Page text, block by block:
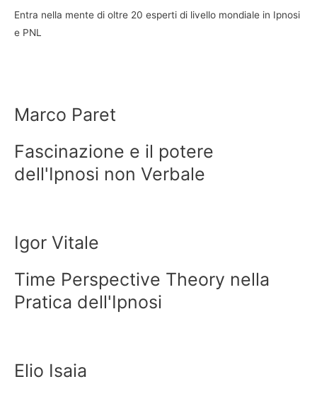
Entra nella mente di oltre 20 esperti di livello mondiale in Ipnosi
e PNL
Marco Paret
Fascinazione e il potere
dell'Ipnosi non Verbale
Igor Vitale
Time Perspective Theory nella
Pratica dell'Ipnosi
Elio Isaia